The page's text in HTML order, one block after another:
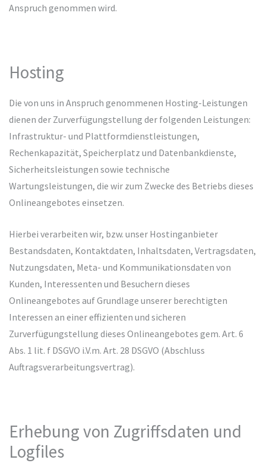
Anspruch genommen wird.
Hosting
Die von uns in Anspruch genommenen Hosting-Leistungen
dienen der Zurverfügungstellung der folgenden Leistungen:
Infrastruktur- und Plattformdienstleistungen,
Rechenkapazität, Speicherplatz und Datenbankdienste,
Sicherheitsleistungen sowie technische
Wartungsleistungen, die wir zum Zwecke des Betriebs dieses
Onlineangebotes einsetzen.
Hierbei verarbeiten wir, bzw. unser Hostinganbieter
Bestandsdaten, Kontaktdaten, Inhaltsdaten, Vertragsdaten,
Nutzungsdaten, Meta- und Kommunikationsdaten von
Kunden, Interessenten und Besuchern dieses
Onlineangebotes auf Grundlage unserer berechtigten
Interessen an einer effizienten und sicheren
Zurverfügungstellung dieses Onlineangebotes gem. Art. 6
Abs. 1 lit. f DSGVO i.V.m. Art. 28 DSGVO (Abschluss
Auftragsverarbeitungsvertrag).
Erhebung von Zugriffsdaten und
Logfiles